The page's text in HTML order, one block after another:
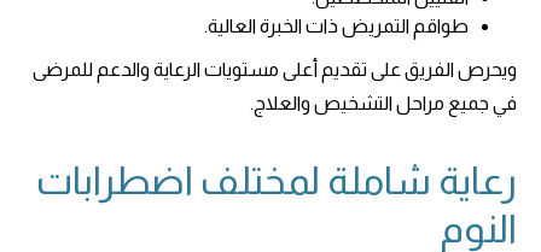
طواقم التمريض ذات الخبرة العالية.
ويحرص الفريق على تقديم أعلى مستويات الرعاية والدعم للمرضى
في جميع مراحل التشخيص والعلاج.
رعاية شاملة لمختلف اضطرابات
النوم